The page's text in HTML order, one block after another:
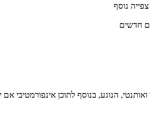
נוסף
חדשים
הנוגע, בנוסף לתוכן אינפורמטיבי